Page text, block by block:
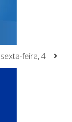
feira, 4